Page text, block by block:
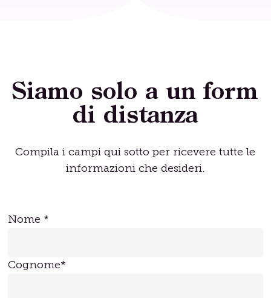
Siamo solo a un form
di distanza
Compila i campi qui sotto per ricevere tutte le
informazioni che desideri.
Nome *
Cognome*